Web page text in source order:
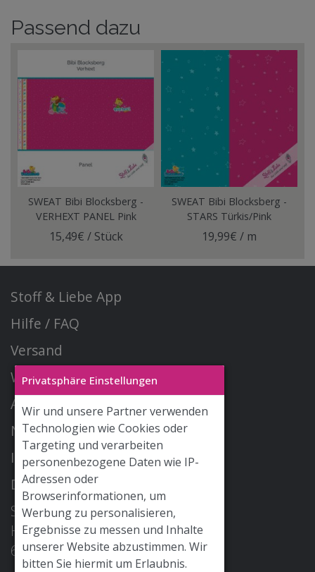
Privatsphäre Einstellungen
Wir und unsere Partner verwenden
Technologien wie Cookies oder
Targeting und verarbeiten
personenbezogene Daten wie IP-
Adressen oder
Browserinformationen, um
Werbung zu personalisieren,
Ergebnisse zu messen und Inhalte
unserer Website abzustimmen. Wir
bitten Sie hiermit um Erlaubnis.
Passend dazu
SWEAT Bibi Blocksberg -
VERHEXT PANEL Pink
15,49€ / Stück
SWEAT Bibi Blocksberg -
STARS Türkis/Pink
19,99€ / m
Stoff & Liebe App
Hilfe / FAQ
Versand
Widerrufsrecht
AGB
Newsletter
Impressum
Datenschutz
STOFF & LIEBE GmbH
Hohe Str. 2
68526 Ladenburg